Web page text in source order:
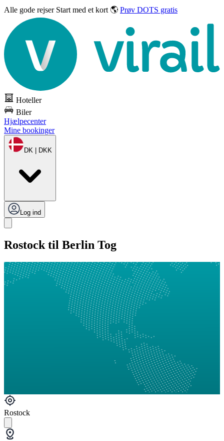
Alle gode rejser Start med et kort 🌎 Prøv DOTS gratis
Hoteller
Biler
Hjælpecenter
Mine bookinger
DK | DKK
Log ind
Rostock til Berlin Tog
Rostock